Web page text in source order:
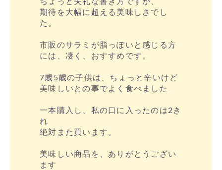
ちょっと失礼な書き方ですが、
期待を大幅に超える美味しさでし
た。
市販のサラミが脂っぽいと感じる方
には、凄く、おすすめです。
7歳5歳の子供は、ちょっと辛いけど
美味しいとの事でよく食べました
一本購入し、私の口に入ったのは2き
れ
絶対また買います。
美味しい商品を、ありがとうござい
ます